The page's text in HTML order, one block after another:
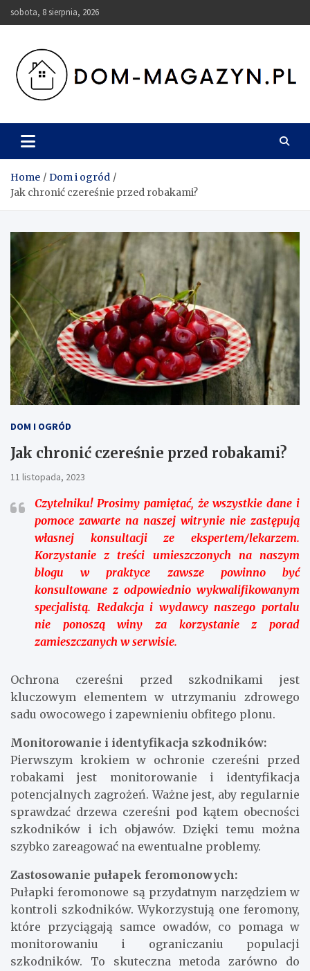
Skip
to
sobota, 8 sierpnia, 2026
Dom-Magazyn.pl
Home
Dom i ogród
Jak chronić czereśnie przed robakami?
DOM I OGRÓD
Jak chronić czereśnie przed robakami?
11 listopada, 2023
Czytelniku!Prosimy pamiętać, że wszystkie dane i
pomoce zawarte na naszej witrynie nie zastępują
własnej konsultacji ze ekspertem/lekarzem.
Korzystanie z treści umieszczonych na naszym
blogu w praktyce zawsze powinno być
konsultowane z odpowiednio wykwalifikowanym
specjalistą. Redakcja i wydawcy naszego portalu
nie ponoszą winy za korzystanie z porad
zamieszczanych w serwisie.
Ochrona czereśni przed szkodnikami jest
kluczowym elementem w utrzymaniu zdrowego
sadu owocowego i zapewnieniu obfitego plonu.
Monitorowanie i identyfikacja szkodników:
Pierwszym krokiem w ochronie czereśni przed
robakami jest monitorowanie i identyfikacja
potencjalnych zagrożeń. Ważne jest, aby regularnie
sprawdzać drzewa czereśni pod kątem obecności
szkodników i ich objawów. Dzięki temu można
szybko zareagować na ewentualne problemy.
Zastosowanie pułapek feromonowych:
Pułapki feromonowe są przydatnym narzędziem w
kontroli szkodników. Wykorzystują one feromony,
które przyciągają samce owadów, co pomaga w
monitorowaniu i ograniczaniu populacji
szkodników. To skuteczna metoda zarówno do